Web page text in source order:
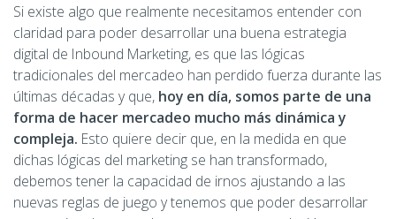
Si existe algo que realmente necesitamos entender con
claridad para poder desarrollar una buena estrategia
digital de Inbound Marketing, es que las lógicas
tradicionales del mercadeo han perdido fuerza durante las
últimas décadas y que, hoy en día, somos parte de una
forma de hacer mercadeo mucho más dinámica y
compleja. Esto quiere decir que, en la medida en que
dichas lógicas del marketing se han transformado,
debemos tener la capacidad de irnos ajustando a las
nuevas reglas de juego y tenemos que poder desarrollar